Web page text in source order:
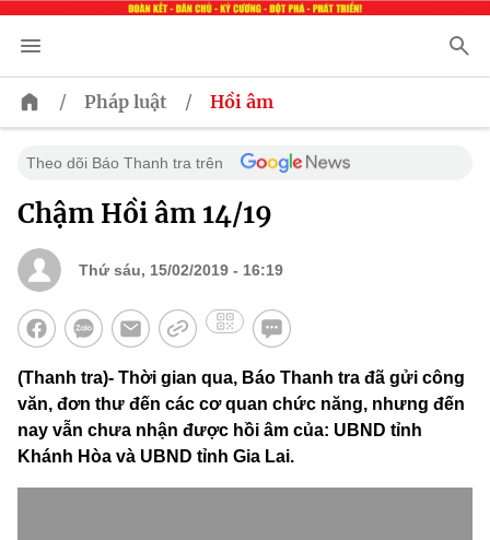
/ Pháp luật / Hồi âm
Theo dõi Báo Thanh tra trên
Chậm Hồi âm 14/19
Thứ sáu, 15/02/2019 - 16:19
(Thanh tra)- Thời gian qua, Báo Thanh tra đã gửi công
văn, đơn thư đến các cơ quan chức năng, nhưng đến
nay vẫn chưa nhận được hồi âm của: UBND tỉnh
Khánh Hòa và UBND tỉnh Gia Lai.